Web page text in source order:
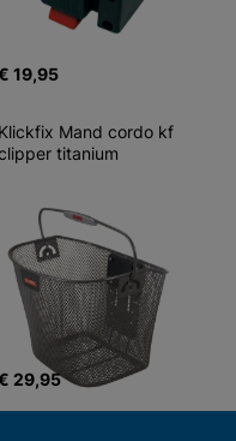
19,95
Klickfix Mand cordo kf
titanium
29,95